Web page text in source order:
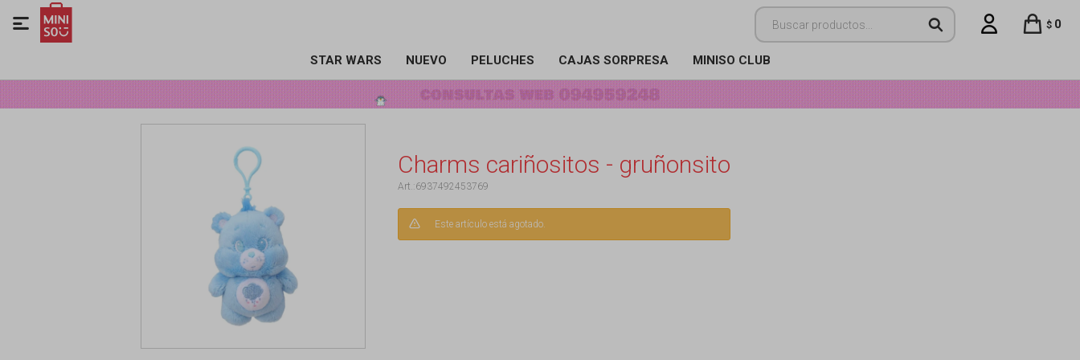
STAR WARS NUEVO PELUCHES CAJAS SORPRESA MINISO CLUB
$ 0

Charms cariñositos - gruñonsito
6937492453769
Este artículo está agotado.